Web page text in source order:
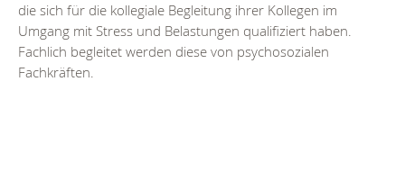
die sich für die kollegiale Begleitung ihrer Kollegen im
Umgang mit Stress und Belastungen qualifiziert haben.
Fachlich begleitet werden diese von psychosozialen
Fachkräften.